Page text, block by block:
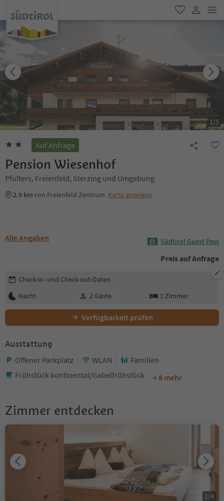
favorit
user link
1/5
Auf Anfrage
Pension Wiesenhof
Pfulters, Freienfeld, Sterzing und Umgebung
2.9 kmvon Freienfeld Zentrum Karte anzeigen
Alle Angaben Südtirol Guest Pass
Preis auf Anfrage
Buchungsdetails bearbeiten
Check-in- und Check-out-Daten
Nacht
2 Gäste 1 Zimmer
Verfügbarkeit prüfen
Ausstattung
Offener Parkplatz WLAN
Familien
Frühstück kontinental/Gabelfrühstück
+ 8 mehr
Zimmer entdecken
1 /4